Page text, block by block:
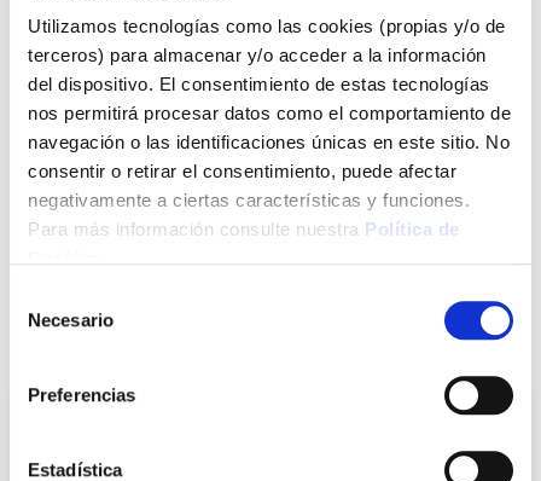
Utilizamos tecnologías como las cookies (propias y/o de
terceros) para almacenar y/o acceder a la información
del dispositivo. El consentimiento de estas tecnologías
nos permitirá procesar datos como el comportamiento de
navegación o las identificaciones únicas en este sitio. No
consentir o retirar el consentimiento, puede afectar
negativamente a ciertas características y funciones.
Para más información consulte nuestra Política de
Necesario
Preferencias
Estadística
Click&Collect - Recogida gratis
en nuestras tiendas
Envío a domicilio:
5 días hábiles
+ INFO